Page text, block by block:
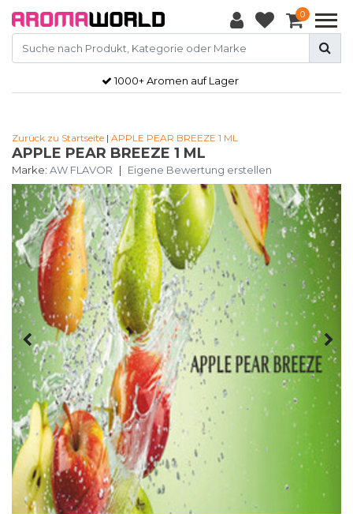
0
1000+ Aromen auf Lager
Zurück zu Startseite | APPLE PEAR BREEZE 1 ML
APPLE PEAR BREEZE 1 ML
Marke: AW FLAVOR | Eigene Bewertung erstellen